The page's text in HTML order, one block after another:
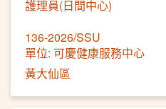
護理員(日間中心)
136-2026/SSU
單位: 可慶健康服務中心
黃大仙區